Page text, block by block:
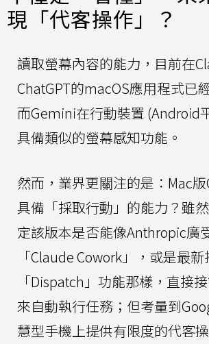
現「代客操作」？
讀取螢幕內容的能力，目前在
ChatGPT的macOS應用程式已
而Gemini在行動裝置 (Android
具備類似的螢幕感知功能。
然而，業界更關注的是：Mac
具備「採取行動」的能力？雖
定該版本是否能像Anthropic廣
「Claude Cowork」，或是最
「Dispatch」功能那樣，直接
來自動執行任務；但考量到
慧型手機上提供有限度的代客